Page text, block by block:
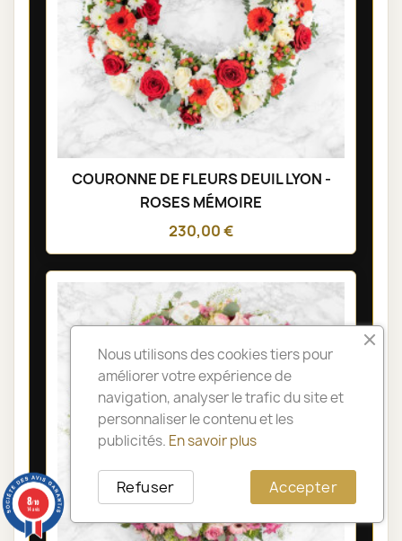
COURONNE DE FLEURS DEUIL LYON -
ROSES MÉMOIRE
230,00 €
Nous utilisons des cookies tiers pour
améliorer votre expérience de
navigation, analyser le trafic du site et
personnaliser le contenu et les
publicités. En savoir plus
Accepter
Refuser
8/10
14 avis